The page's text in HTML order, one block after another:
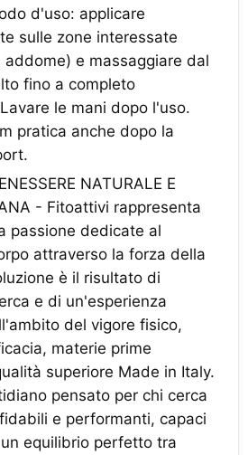
d'uso: applicare
sulle zone interessate
e massaggiare dal
fino a completo
le mani dopo l'uso.
pratica anche dopo la
NATURALE E
- Fitoattivi rappresenta
passione dedicate al
attraverso la forza della
è il risultato di
e di un'esperienza
del vigore fisico,
materie prime
superiore Made in Italy.
pensato per chi cerca
e performanti, capaci
equilibrio perfetto tra